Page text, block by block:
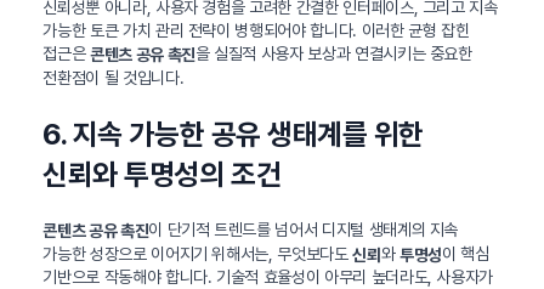
신뢰성뿐 아니라, 사용자 경험을 고려한 간결한 인터페이스, 그리고 지속
가능한 토큰 가치 관리 전략이 병행되어야 합니다. 이러한 균형 잡힌
접근은콘텐츠 공유 촉진을 실질적 사용자 보상과 연결시키는 중요한
전환점이 될 것입니다.
6. 지속 가능한 공유 생태계를 위한
신뢰와 투명성의 조건
콘텐츠 공유 촉진이 단기적 트렌드를 넘어서 디지털 생태계의 지속
가능한 성장으로 이어지기 위해서는, 무엇보다도신뢰와투명성이 핵심
기반으로 작동해야 합니다. 기술적 효율성이 아무리 높더라도, 사용자가